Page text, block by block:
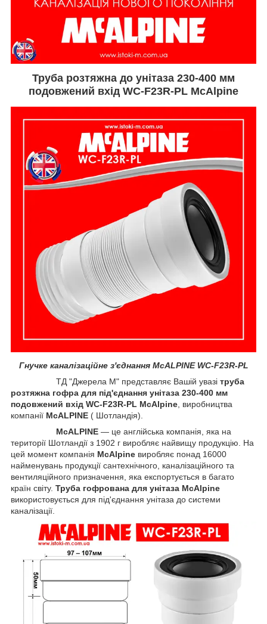
Труба розтяжна до унітаза 230-400 мм
подовжений вхід WC-F23R-PL McAlpine
Гнучке каналізаційне з'єднання McALPINE WC-F23R-PL
ТД "Джерела М" представляє Вашій увазі труба
розтяжна гофра для під'єднання унітаза 230-400 мм
подовжений вхід WC-F23R-PL McAlpine, виробництва
компанії McALPINE ( Шотландія).
McALPINE — це англійська компанія, яка на
території Шотландії з 1902 г виробляє найвищу продукцію. На
цей момент компанія McAlpine виробляє понад 16000
найменувань продукції сантехнічного, каналізаційного та
вентиляційного призначення, яка експортується в багато
країн світу. Труба гофрована для унітаза McAlpine
використовується для під'єднання унітаза до системи
каналізації.